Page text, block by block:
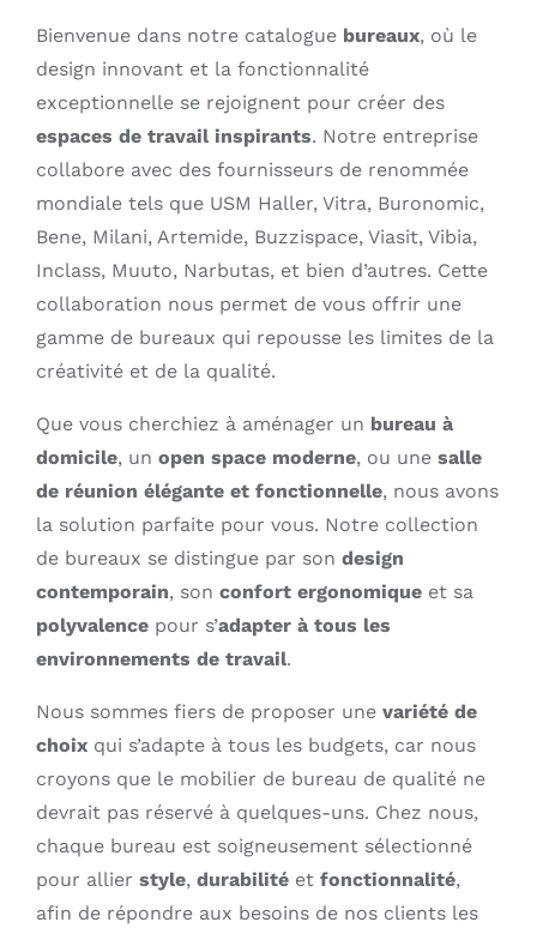
Contact
Bienvenue dans notre catalogue bureaux, où le
design innovant et la fonctionnalité
exceptionnelle se rejoignent pour créer des
espaces de travail inspirants. Notre entreprise
collabore avec des fournisseurs de renommée
mondiale tels que USM Haller, Vitra, Buronomic,
Bene, Milani, Artemide, Buzzispace, Viasit, Vibia,
Inclass, Muuto, Narbutas, et bien d’autres. Cette
collaboration nous permet de vous offrir une
gamme de bureaux qui repousse les limites de la
créativité et de la qualité.
Que vous cherchiez à aménager un bureau à
domicile, un open space moderne, ou une salle
de réunion élégante et fonctionnelle, nous avons
la solution parfaite pour vous. Notre collection
de bureaux se distingue par son design
contemporain, son confort ergonomique et sa
polyvalence pour s’adapter à tous les
environnements de travail.
Nous sommes fiers de proposer une variété de
choix qui s’adapte à tous les budgets, car nous
croyons que le mobilier de bureau de qualité ne
devrait pas réservé à quelques-uns. Chez nous,
chaque bureau est soigneusement sélectionné
pour allier style, durabilité et fonctionnalité,
afin de répondre aux besoins de nos clients les